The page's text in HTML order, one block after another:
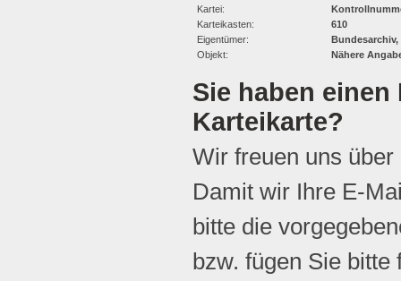
Kartei:
Karteikasten:
610
Eigentümer:
Bundesarchiv,
Objekt:
Nähere
Sie haben
Karteikarte?
Wir freuen uns
Damit wir Ihre E-
bitte die
bzw. fügen Sie